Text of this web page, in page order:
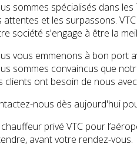
sommes spécialisés dans
attentes et les surpassons.
société s'engage à être la
vous emmenons à bon port
sommes convaincus que
clients ont besoin de nous
nous dès aujourd'hui
privé VTC pour
avant votre rendez-vous.